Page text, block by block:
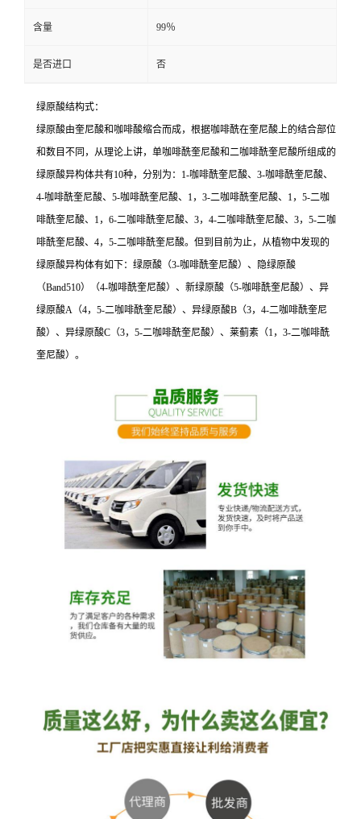
含量 99％
是否进口 否
绿原酸结构式：
绿原酸由奎尼酸和咖啡酸缩合而成，根据咖啡酰在奎尼酸上的结合部位
和数目不同，从理论上讲，单咖啡酰奎尼酸和二咖啡酰奎尼酸所组成的
绿原酸异构体共有10种，分别为：1-咖啡酰奎尼酸、3-咖啡酰奎尼酸、
4-咖啡酰奎尼酸、5-咖啡酰奎尼酸、1，3-二咖啡酰奎尼酸、1，5-二咖
啡酰奎尼酸、1，6-二咖啡酰奎尼酸、3，4-二咖啡酰奎尼酸、3，5-二咖
啡酰奎尼酸、4，5-二咖啡酰奎尼酸。但到目前为止，从植物中发现的
绿原酸异构体有如下：绿原酸（3-咖啡酰奎尼酸）、隐绿原酸
（Band510）（4-咖啡酰奎尼酸）、新绿原酸（5-咖啡酰奎尼酸）、异
绿原酸A（4，5-二咖啡酰奎尼酸）、异绿原酸B（3，4-二咖啡酰奎尼
酸）、异绿原酸C（3，5-二咖啡酰奎尼酸）、莱蓟素（1，3-二咖啡酰
奎尼酸）。